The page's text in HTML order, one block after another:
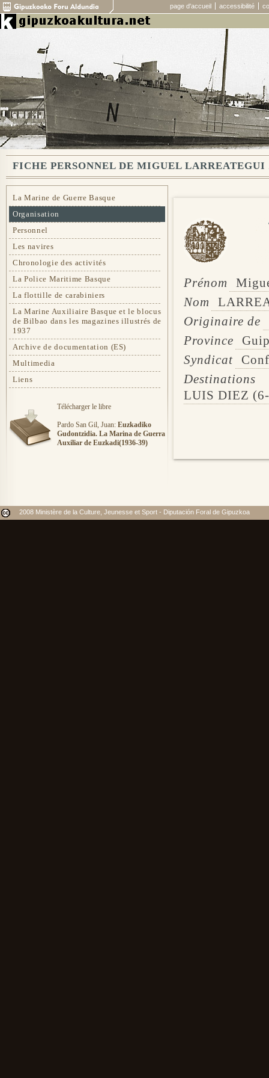
page d'accueil accessibilité
FICHE PERSONNEL DE MIGUEL LARREATEGUI
La Marine de Guerre Basque
Organisation
Personnel
Les navires
Chronologie des activités
La Police Maritime Basque
La flottille de carabiniers
La Marine Auxiliaire Basque et le blocus
de Bilbao dans les magazines illustrés de
1937
Archive de documentation (ES)
Multimedia
Liens
Télécharger le libre
Pardo San Gil, Juan:Euzkadiko
Gudontzidia. La Marina de Guerra
Auxiliar de Euzkadi(1936-39)
Prénom
Nom
Originaire de
Province
Syndicat
Destinations
LUIS DIEZ
2008 Ministère de la Culture, Jeunesse et Sport - Diputación Foral de Gipuzkoa